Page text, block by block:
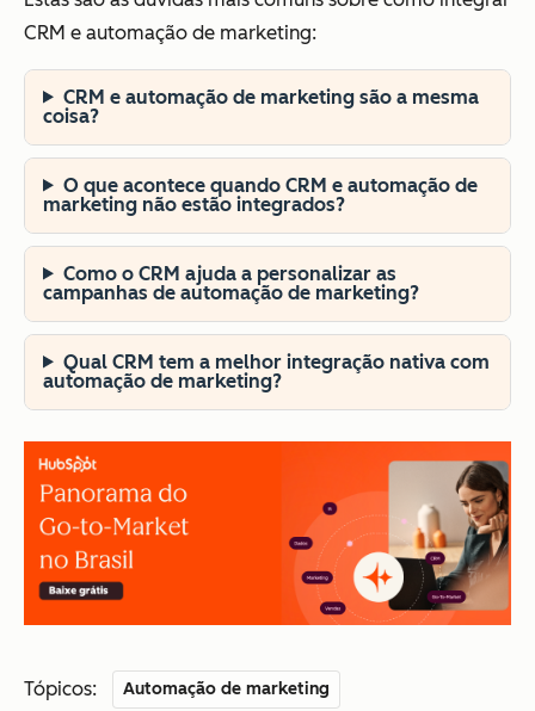
CRM e automação de marketing:
CRM e automação de marketing são a mesma
coisa?
O que acontece quando CRM e automação de
marketing não estão integrados?
Como o CRM ajuda a personalizar as
campanhas de automação de marketing?
Qual CRM tem a melhor integração nativa com
automação de marketing?
Tópicos: Automação de marketing